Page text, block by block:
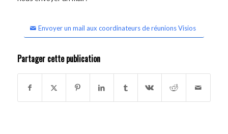
Envoyer un mail aux coordinateurs de réunions Visios
Partager cette publication